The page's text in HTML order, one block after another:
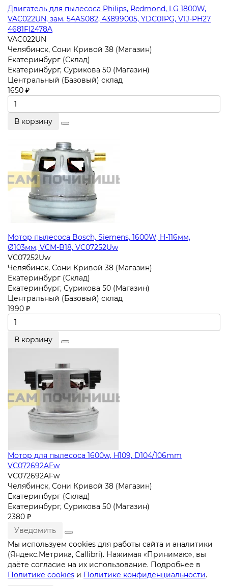
Двигатель для пылесоса Philips, Redmond, LG 1800W,
VAC022UN, зам. 54AS082, 43899005, YDC01PG, V1J-PH27
4681FI2478A
VAC022UN
Челябинск, Сони Кривой 38 (Магазин)
Екатеринбург (Склад)
Екатеринбург, Сурикова 50 (Магазин)
Центральный (Базовый) склад
1650 ₽
В корзину
Мотор пылесоса Bosch, Siemens, 1600W, H-116мм,
Ø103мм, VCM-B18, VC07252Uw
VC07252Uw
Челябинск, Сони Кривой 38 (Магазин)
Екатеринбург (Склад)
Екатеринбург, Сурикова 50 (Магазин)
Центральный (Базовый) склад
1990 ₽
В корзину
Мотор для пылесоса 1600w, H109, D104/106mm
VC072692AFw
VC072692AFw
Челябинск, Сони Кривой 38 (Магазин)
Екатеринбург (Склад)
Екатеринбург, Сурикова 50 (Магазин)
2380 ₽
Уведомить
Мы используем cookies для работы сайта и аналитики
(Яндекс.Метрика, Callibri). Нажимая «Принимаю», вы
даёте согласие на их использование. Подробнее в
Политике cookies и Политике конфиденциальности.